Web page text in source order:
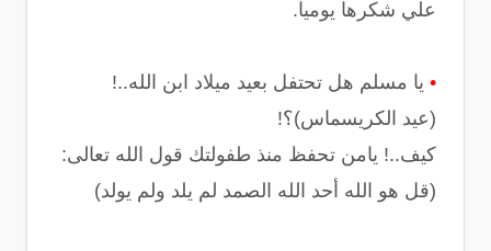
علي شكرها يومياً.
• يا مسلم هل تحتفل بعيد ميلاد ابن الله..!
(عيد الكريسماس)؟!
كيف..! يامن تحفظ منذ طفولتك قول الله تعالى:
(قل هو الله أحد الله الصمد لم يلد ولم يولد)